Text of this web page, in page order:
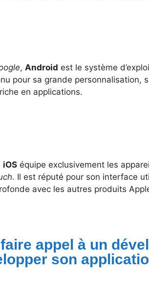
, Android est le système
pour sa grande personnalisation,
en applications.
iOS équipe exclusivement les
. Il est réputé pour son interface
avec les autres produits
appel à un
son